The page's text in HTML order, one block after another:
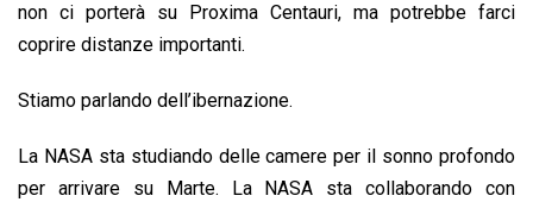
non ci porterà su Proxima Centauri, ma potrebbe farci
coprire distanze importanti.
Stiamo parlando dell’ibernazione.
La NASA sta studiando delle camere per il sonno profondo
per arrivare su Marte. La NASA sta collaborando con